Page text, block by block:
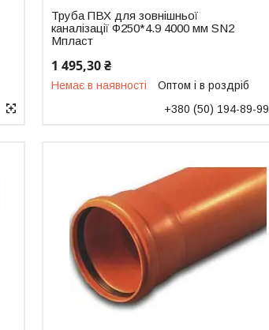
Труба ПВХ для зовнішньої
каналізації Ф250*4.9 4000 мм SN2
Мпласт
1 495,30 ₴
Немає в наявності
Оптом і в роздріб
+380 (50) 194-89-99